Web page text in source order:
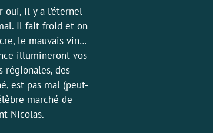
oui, il y a l’éternel
Il fait froid et on
le mauvais vin…
illumineront vos
régionales, des
est pas mal (peut-
marché de
Nicolas.